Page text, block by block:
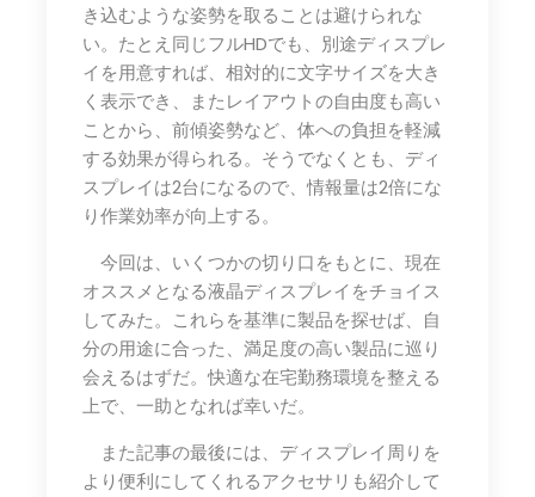
き込むような姿勢を取ることは避けられな
い。たとえ同じフルHDでも、別途ディスプレ
イを用意すれば、相対的に文字サイズを大き
く表示でき、またレイアウトの自由度も高い
ことから、前傾姿勢など、体への負担を軽減
する効果が得られる。そうでなくとも、ディ
スプレイは2台になるので、情報量は2倍にな
り作業効率が向上する。
今回は、いくつかの切り口をもとに、現在
オススメとなる液晶ディスプレイをチョイス
してみた。これらを基準に製品を探せば、自
分の用途に合った、満足度の高い製品に巡り
会えるはずだ。快適な在宅勤務環境を整える
上で、一助となれば幸いだ。
また記事の最後には、ディスプレイ周りを
より便利にしてくれるアクセサリも紹介して